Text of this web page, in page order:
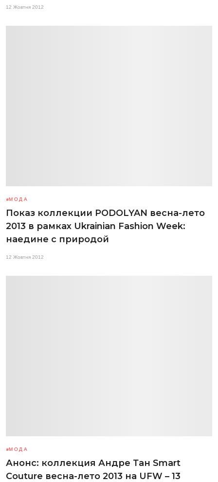
12 Жовтня 2012
МОДА
Показ коллекции PODOLYAN весна-лето
2013 в рамках Ukrainian Fashion Week:
наедине с природой
12 Жовтня 2012
МОДА
Анонс: коллекция Андре Тан Smart
Couture весна-лето 2013 на UFW – 13